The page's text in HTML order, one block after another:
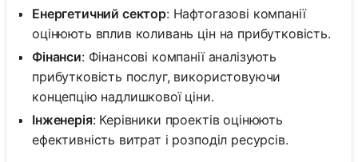
Енергетичний сектор: Нафтогазові компанії
оцінюють вплив коливань цін на прибутковість.
Фінанси: Фінансові компанії аналізують
прибутковість послуг, використовуючи
концепцію надлишкової ціни.
Інженерія: Керівники проектів оцінюють
ефективність витрат і розподіл ресурсів.